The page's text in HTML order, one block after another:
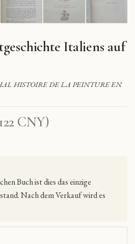
Italiens auf
HISTOIRE DE LA PEINTURE EN
CNY)
Buch ist dies das einzige
Nach dem Verkauf wird es